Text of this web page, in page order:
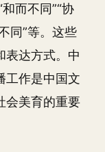
而不同”“协
同”等。这些
表达方式。中
工作是中国文
会美育的重要